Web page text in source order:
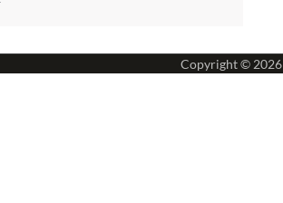
Copyright © 2026